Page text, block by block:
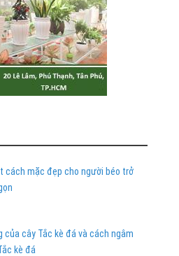
cách mặc đẹp cho người béo trở
của cây Tắc kè đá và cách ngâm
kè đá